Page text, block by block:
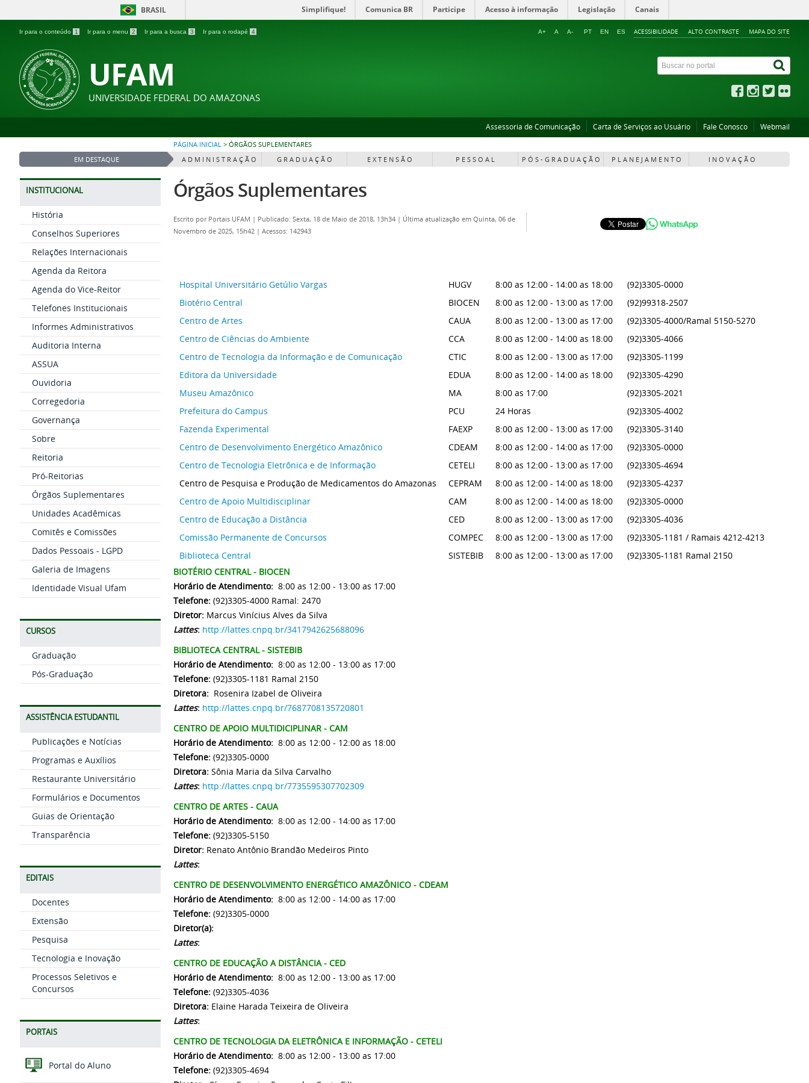
BRASIL Simplifique! Comunica BR Participe Acesso à informação Legislação Canais
Ir para o conteúdo 1 Ir para o menu 2 Ir para a busca 3 Ir para o rodapé 4 ACESSIBILIDADE ALTO CONTRASTE MAPA DO SITE
A+ A A- PT EN ES
UFAM
UNIVERSIDADE FEDERAL DO AMAZONAS
Assessoria de Comunicação Carta de Serviços ao Usuário Fale Conosco Webmail
PÁGINA INICIAL > ÓRGÃOS SUPLEMENTARES
EM DESTAQUE
A D M I N I S T R A Ç Ã O G R A D U A Ç Ã O E X T E N S Ã O P E S S O A L P Ó S - G R A D U A Ç Ã O P L A N E J A M E N T O I N O V A Ç Ã O
INSTITUCIONAL
História
Conselhos Superiores
Relações Internacionais
Agenda da Reitora
Agenda do Vice-Reitor
Telefones Institucionais
Informes Administrativos
Auditoria Interna
ASSUA
Ouvidoria
Corregedoria
Governança
Sobre
Reitoria
Pró-Reitorias
Órgãos Suplementares
Unidades Acadêmicas
Comitês e Comissões
Dados Pessoais - LGPD
Galeria de Imagens
Identidade Visual Ufam
CURSOS
Graduação
Pós-Graduação
ASSISTÊNCIA ESTUDANTIL
Publicações e Notícias
Programas e Auxílios
Restaurante Universitário
Formulários e Documentos
Guias de Orientação
Transparência
EDITAIS
Docentes
Extensão
Pesquisa
Tecnologia e Inovação
Processos Seletivos e
Concursos
PORTAIS
Portal do Aluno
Órgãos Suplementares
Escrito por Portais UFAM | Publicado: Sexta, 18 de Maio de 2018, 13h34 | Última atualização em Quinta, 06 de
Novembro de 2025, 15h42 | Acessos: 142943
Hospital Universitário Getúlio Vargas HUGV 8:00 as 12:00 - 14:00 as 18:00
(92)3305-0000
Biotério Central
BIOCEN 8:00 as 12:00 - 13:00 as 17:00
(92)99318-2507
Centro de Artes
CAUA 8:00 as 12:00 - 13:00 as 17:00
(92)3305-4000/Ramal 5150-5270
Centro de Ciências do Ambiente
CCA 8:00 as 12:00 - 14:00 as 18:00
(92)3305-4066
Centro de Tecnologia da Informação e de Comunicação
CTIC 8:00 as 12:00 - 13:00 as 17:00
(92)3305-1199
Editora da Universidade
EDUA 8:00 as 12:00 - 14:00 as 18:00
(92)3305-4290
Museu Amazônico
MA 8:00 as 17:00
(92)3305-2021
Prefeitura do Campus
PCU 24 Horas
(92)3305-4002
Fazenda Experimental
FAEXP 8:00 as 12:00 - 13:00 as 17:00
(92)3305-3140
Centro de Desenvolvimento Energético Amazônico
CDEAM 8:00 as 12:00 - 14:00 as 17:00
(92)3305-0000
Centro de Tecnologia Eletrônica e de Informação
CETELI 8:00 as 12:00 - 13:00 as 17:00
(92)3305-4694
Centro de Pesquisa e Produção de Medicamentos do Amazonas
CEPRAM 8:00 as 12:00 - 14:00 as 18:00
(92)3305-4237
Centro de Apoio Multidisciplinar
CAM 8:00 as 12:00 - 14:00 as 18:00
(92)3305-0000
Centro de Educação a Distância
CED 8:00 as 12:00 - 13:00 as 17:00
(92)3305-4036
Comissão Permanente de Concursos
COMPEC 8:00 as 12:00 - 13:00 as 17:00
(92)3305-1181 / Ramais 4212-4213
Biblioteca Central
SISTEBIB 8:00 as 12:00 - 13:00 as 17:00
(92)3305-1181 Ramal 2150
BIOTÉRIO CENTRAL - BIOCEN
Horário de Atendimento: 8:00 as 12:00 - 13:00 as 17:00
Telefone: (92)3305-4000 Ramal: 2470
Diretor: Marcus Vinícius Alves da Silva
Lattes: http://lattes.cnpq.br/3417942625688096
BIBLIOTECA CENTRAL - SISTEBIB
Horário de Atendimento: 8:00 as 12:00 - 13:00 as 17:00
Telefone: (92)3305-1181 Ramal 2150
Diretora: Rosenira Izabel de Oliveira
Lattes: http://lattes.cnpq.br/7687708135720801
CENTRO DE APOIO MULTIDICIPLINAR - CAM
Horário de Atendimento: 8:00 as 12:00 - 12:00 as 18:00
Telefone: (92)3305-0000
Diretora: Sônia Maria da Silva Carvalho
Lattes: http://lattes.cnpq.br/7735595307702309
CENTRO DE ARTES - CAUA
Horário de Atendimento: 8:00 as 12:00 - 14:00 as 17:00
Telefone: (92)3305-5150
Diretor: Renato Antônio Brandão Medeiros Pinto
Lattes:
CENTRO DE DESENVOLVIMENTO ENERGÉTICO AMAZÔNICO - CDEAM
Horário de Atendimento: 8:00 as 12:00 - 14:00 as 17:00
Telefone: (92)3305-0000
Diretor(a):
Lattes:
CENTRO DE EDUCAÇÃO A DISTÂNCIA - CED
Horário de Atendimento: 8:00 as 12:00 - 13:00 as 17:00
Telefone: (92)3305-4036
Diretora: Elaine Harada Teixeira de Oliveira
Lattes:
CENTRO DE TECNOLOGIA DA ELETRÔNICA E INFORMAÇÃO - CETELI
Horário de Atendimento: 8:00 as 12:00 - 13:00 as 17:00
Telefone: (92)3305-4694